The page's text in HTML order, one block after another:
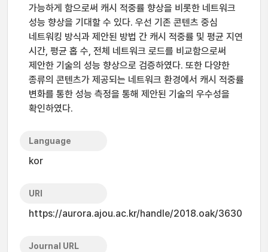
가능하게 함으로써 캐시 적중률 향상을 비롯한 네트워크
성능 향상을 기대할 수 있다. 우선 기존 콘텐츠 중심
네트워킹 방식과 제안된 방법 간 캐시 적중률 및 평균 지연
시간, 평균 홉 수, 전체 네트워크 로드를 비교함으로써
제안한 기술의 성능 향상으로 검증하였다. 또한 다양한
종류의 콘텐츠가 제공되는 네트워크 환경에서 캐시 적중률
변화를 통한 성능 측정을 통해 제안된 기술의 우수성을
확인하였다.
Language
kor
URI
https://aurora.ajou.ac.kr/handle/2018.oak/3630
Journal URL